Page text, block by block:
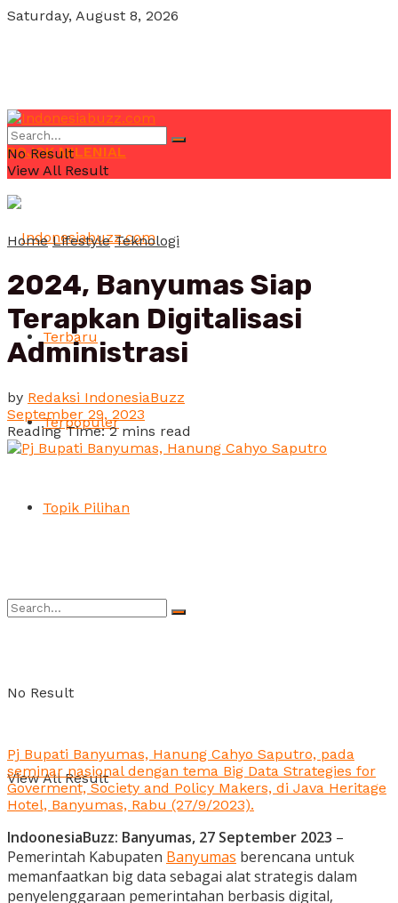
Saturday, August 8, 2026
POJOK MILENIAL
Terbaru
Terpopuler
Topik Pilihan
No Result
View All Result
No Result
View All Result
Home Lifestyle Teknologi
2024, Banyumas Siap
Terapkan Digitalisasi
Administrasi
by Redaksi IndonesiaBuzz
September 29, 2023
Reading Time: 2 mins read
Pj Bupati Banyumas, Hanung Cahyo Saputro, pada
seminar nasional dengan tema Big Data Strategies for
Goverment, Society and Policy Makers, di Java Heritage
Hotel, Banyumas, Rabu (27/9/2023).
IndoonesiaBuzz: Banyumas, 27 September 2023 –
Pemerintah Kabupaten Banyumas berencana untuk
memanfaatkan big data sebagai alat strategis dalam
penyelenggaraan pemerintahan berbasis digital,